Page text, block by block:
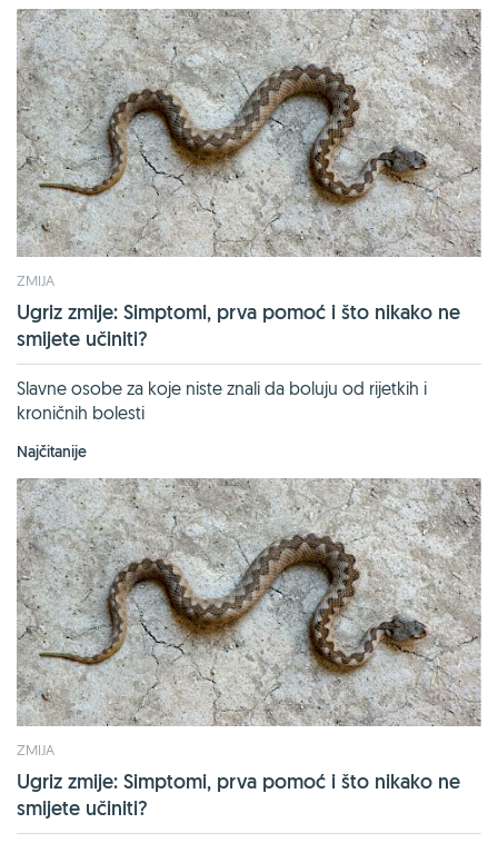
ZMIJA
Ugriz zmije: Simptomi, prva pomoć i što nikako ne
smijete učiniti?
Slavne osobe za koje niste znali da boluju od rijetkih i
kroničnih bolesti
Najčitanije
ZMIJA
Ugriz zmije: Simptomi, prva pomoć i što nikako ne
smijete učiniti?